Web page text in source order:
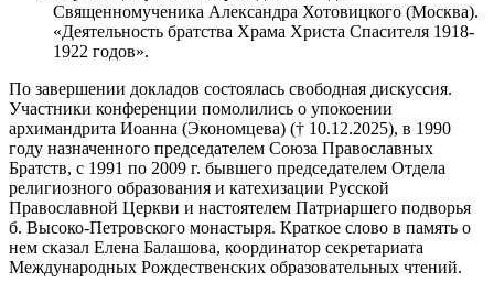
Священномученика Александра Хотовицкого (Москва).
«Деятельность братства Храма Христа Спасителя 1918-
1922 годов».
По завершении докладов состоялась свободная дискуссия.
Участники конференции помолились о упокоении
архимандрита Иоанна (Экономцева) († 10.12.2025), в 1990
году назначенного председателем Союза Православных
Братств, с 1991 по 2009 г. бывшего председателем Отдела
религиозного образования и катехизации Русской
Православной Церкви и настоятелем Патриаршего подворья
б. Высоко-Петровского монастыря. Краткое слово в память о
нем сказал Елена Балашова, координатор секретариата
Международных Рождественских образовательных чтений.